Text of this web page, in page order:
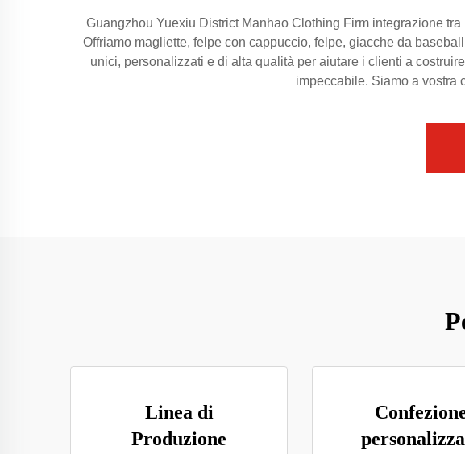
Guangzhou Yuexiu District Manhao Clothing Firm integrazione
Offriamo magliette, felpe con cappuccio, felpe, giacche da
unici, personalizzati e di alta qualità per aiutare i clienti a
impeccabile. Siamo a vostra
Linea di
Produzione